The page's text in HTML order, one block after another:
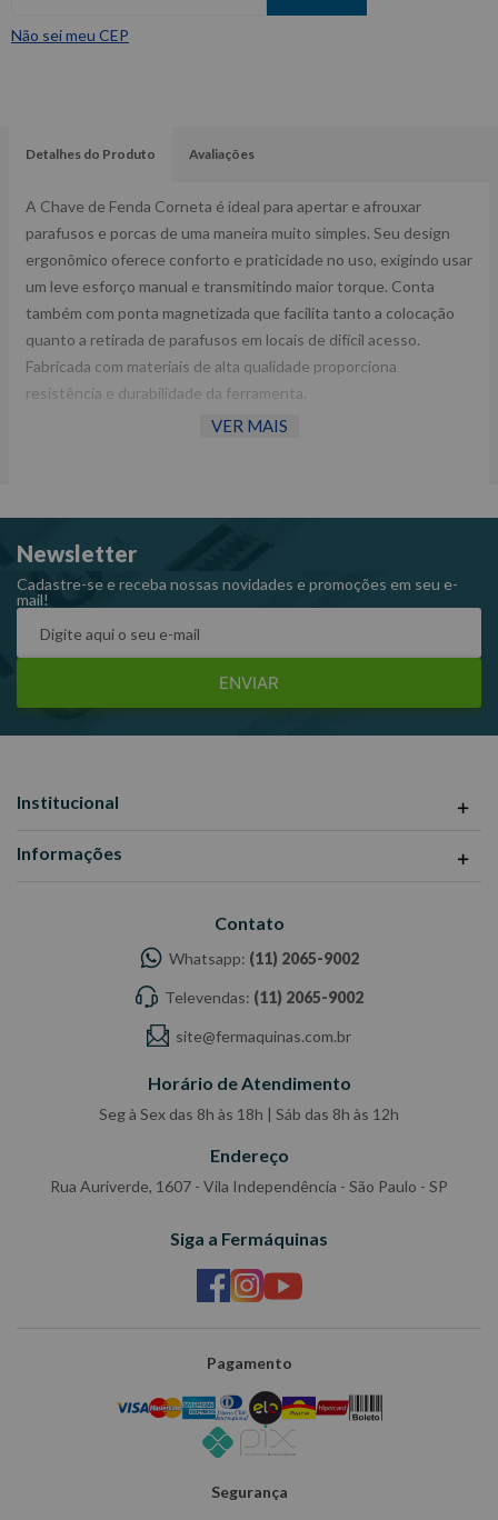
Não sei meu CEP
Detalhes do Produto Avaliações
A Chave de Fenda Corneta é ideal para apertar e afrouxar
parafusos e porcas de uma maneira muito simples. Seu design
ergonômico oferece conforto e praticidade no uso, exigindo usar
um leve esforço manual e transmitindo maior torque. Conta
também com ponta magnetizada que facilita tanto a colocação
quanto a retirada de parafusos em locais de difícil acesso.
Fabricada com materiais de alta qualidade proporciona
resistência e durabilidade da ferramenta.
-Ref.: 3109006.
VER MAIS
Newsletter
Cadastre-se e receba nossas novidades e promoções em seu e-
mail!
ENVIAR
Institucional
Informações
Contato
Whatsapp: (11) 2065-9002
Televendas: (11) 2065-9002
site@fermaquinas.com.br
Horário de Atendimento
Seg à Sex das 8h às 18h | Sáb das 8h às 12h
Endereço
Rua Auriverde, 1607 - Vila Independência - São Paulo - SP
Siga a Fermáquinas
Pagamento
Segurança